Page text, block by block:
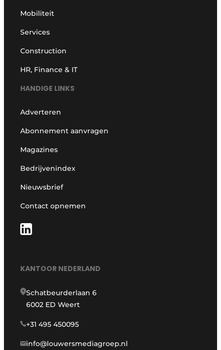
Mobiliteit
Services
Construction
HR, Finance & IT
HANDIGE LINKS
Adverteren
Abonnement aanvragen
Magazines
Bedrijvenindex
Nieuwsbrief
Contact opnemen
KANTOOR NEDERLAND
Schatbeurderlaan 6
6002 ED Weert
+31 495 450095
info@louwersmediagroep.nl